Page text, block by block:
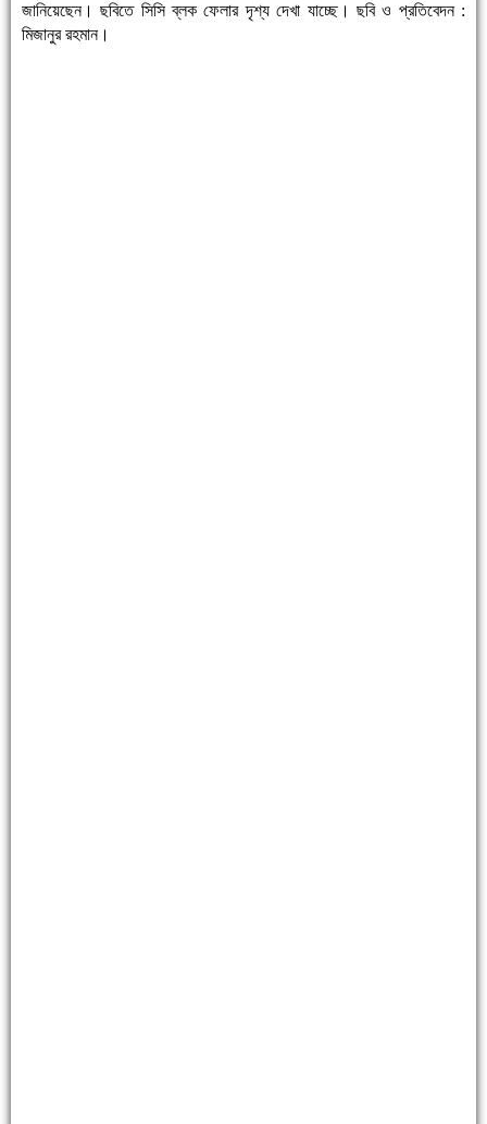
জানিয়েছেন। ছবিতে সিসি ব্লক ফেলার দৃশ্য দেখা যাচ্ছে। ছবি ও প্রতিবেদন :
মিজানুর রহমান।